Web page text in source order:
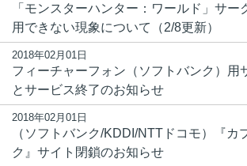
「モンスターハンター：ワールド」サー
用できない現象について（2/8更新）
2018年02月01日
フィーチャーフォン（ソフトバンク）用
とサービス終了のお知らせ
2018年02月01日
（ソフトバンク/KDDI/NTTドコモ）『カ
ク』サイト閉鎖のお知らせ